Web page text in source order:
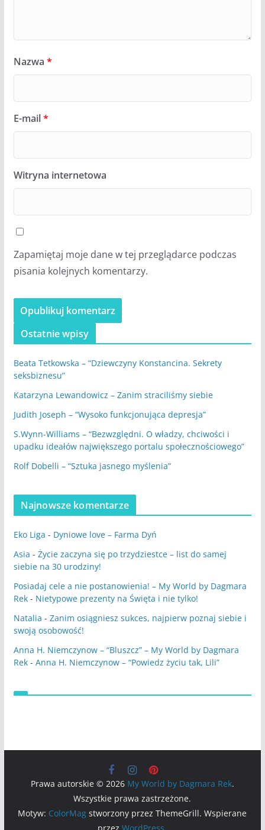
Nazwa *
E-mail*
Witryna internetowa
Zapamiętaj moje dane w tej przeglądarce podczas
pisania kolejnych komentarzy.
Ostatnie wpisy
Beata Tetkowska – “Dziewczyny Konstancina. Sekrety
seksbiznesu”
Katarzyna Lewandowicz – Zanim straciliśmy siebie
Judith Joseph – “Wysoko funkcjonująca depresja”
S.Wynn-Williams – “Bezwzględni. O władzy, chciwości i
upadku ideałów największego portalu społecznościowego”
Rolf Dobelli – “Sztuka jasnego myślenia”
Najnowsze komentarze
Eko Liga - Dyniowe love – Farma Dyń
Asia - Życie zaczyna się po trzydziestce – list do samej
siebie na 30 urodziny!
Posiadaj cele a nie postanowienia! – My World by Dagmara
Rek- Nietypowe prezenty na Święta i nie tylko!
Natalia - Zanim osiągniesz sukces, najpierw poznaj siebie i
swoją osobowość!
Anna H. Niemczynow – “Bluszcz” – My World by Dagmara
Rek- Anna H. Niemczynow – “Powiedz życiu tak, Lili”
Prawa autorskie © 2026 My World by Dagmara Rek.
Wszystkie prawa zastrzeżone.
Motyw: ColorMag stworzony przez ThemeGrill. Wspierane
przezWordPress